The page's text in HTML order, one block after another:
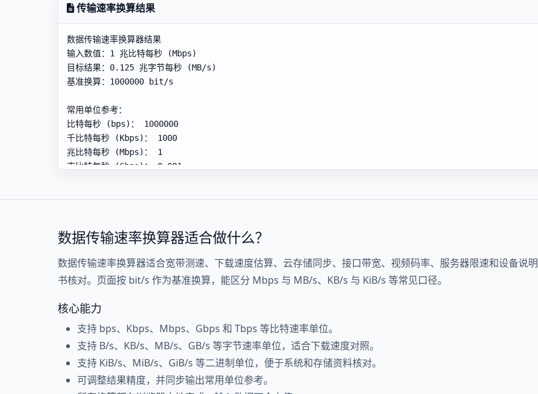
传输速率换算结果
数据传输速率换算器适合做什么？
数据传输速率换算器适合宽带测速、下载速度估算、云存储同步、接口带宽、视频码率、服务器限速和设备说明
书核对。页面按 bit/s 作为基准换算，能区分 Mbps 与 MB/s、KB/s 与 KiB/s 等常见口径。
核心能力
支持 bps、Kbps、Mbps、Gbps 和 Tbps 等比特速率单位。
支持 B/s、KB/s、MB/s、GB/s 等字节速率单位，适合下载速度对照。
支持 KiB/s、MiB/s、GiB/s 等二进制单位，便于系统和存储资料核对。
可调整结果精度，并同步输出常用单位参考。